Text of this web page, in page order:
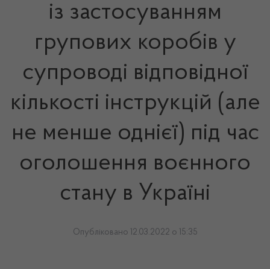
із застосуванням
групових коробів у
супроводі відповідної
кількості інструкцій (але
не менше однієї) під час
оголошення воєнного
стану в Україні
Опубліковано 12.03.2022 о 15:35